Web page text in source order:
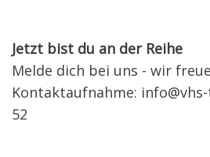
Jetzt bist du an der Reihe
Melde dich bei uns - wir
Kontaktaufnahme:
52